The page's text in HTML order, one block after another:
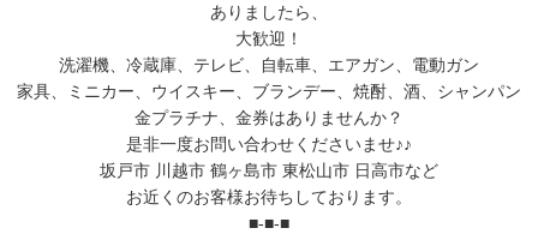
ありましたら、
大歓迎！
洗濯機、冷蔵庫、テレビ、自転車、エアガン、電動ガン
家具、ミニカー、ウイスキー、ブランデー、焼酎、酒、シャンパン
金プラチナ、金券はありませんか？
是非一度お問い合わせくださいませ♪♪
坂戸市 川越市 鶴ヶ島市 東松山市 日高市など
お近くのお客様お待ちしております。
■-■-■